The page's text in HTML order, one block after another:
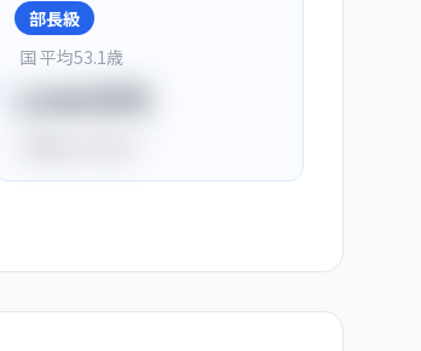
部長級
国 平均53.1歳